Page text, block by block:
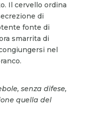
Il cervello ordina
di
fonte di
smarrita di
nel
senza difese,
quella del